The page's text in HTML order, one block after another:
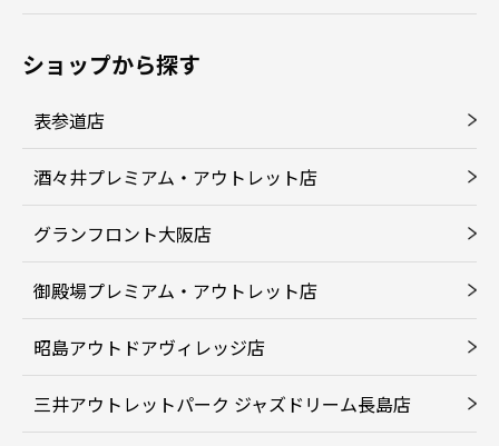
ショップから探す
表参道店
酒々井プレミアム・アウトレット店
グランフロント大阪店
御殿場プレミアム・アウトレット店
昭島アウトドアヴィレッジ店
三井アウトレットパーク ジャズドリーム長島店